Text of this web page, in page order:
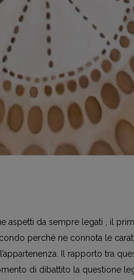
aspetti da sempre legati , il
perché ne connota le
Il rapporto tra
di dibattito la questione